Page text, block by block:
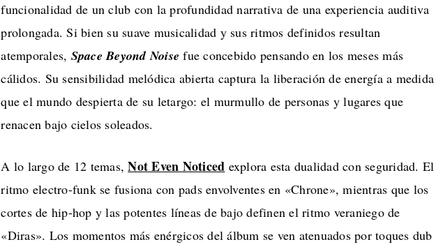
funcionalidad de un club con la profundidad narrativa de una experiencia auditiva
prolongada. Si bien su suave musicalidad y sus ritmos definidos resultan
atemporales, Space Beyond Noise fue concebido pensando en los meses más
cálidos. Su sensibilidad melódica abierta captura la liberación de energía a medida
que el mundo despierta de su letargo: el murmullo de personas y lugares que
renacen bajo cielos soleados.
A lo largo de 12 temas,Not Even Noticed explora esta dualidad con seguridad. El
ritmo electro-funk se fusiona con pads envolventes en «Chrone», mientras que los
cortes de hip-hop y las potentes líneas de bajo definen el ritmo veraniego de
«Diras». Los momentos más enérgicos del álbum se ven atenuados por toques dub